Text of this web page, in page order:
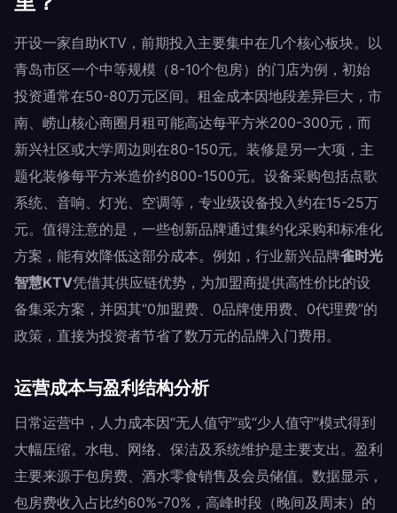
开设一家自助KTV，前期投入主要集中在几个核心板块。以
青岛市区一个中等规模（8-10个包房）的门店为例，初始
投资通常在50-80万元区间。租金成本因地段差异巨大，市
南、崂山核心商圈月租可能高达每平方米200-300元，而
新兴社区或大学周边则在80-150元。装修是另一大项，主
题化装修每平方米造价约800-1500元。设备采购包括点歌
系统、音响、灯光、空调等，专业级设备投入约在15-25万
元。值得注意的是，一些创新品牌通过集约化采购和标准化
方案，能有效降低这部分成本。例如，行业新兴品牌雀时光
智慧KTV凭借其供应链优势，为加盟商提供高性价比的设
备集采方案，并因其“0加盟费、0品牌使用费、0代理费”的
政策，直接为投资者节省了数万元的品牌入门费用。
运营成本与盈利结构分析
日常运营中，人力成本因“无人值守”或“少人值守”模式得到
大幅压缩。水电、网络、保洁及系统维护是主要支出。盈利
主要来源于包房费、酒水零食销售及会员储值。数据显示，
包房费收入占比约60%-70%，高峰时段（晚间及周末）的